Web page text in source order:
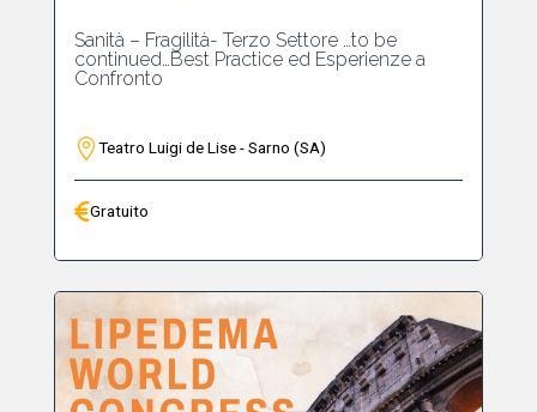
Sanità – Fragilità- Terzo Settore …to be
continued…Best Practice ed Esperienze a
Confronto
Teatro Luigi de Lise - Sarno (SA)
Gratuito